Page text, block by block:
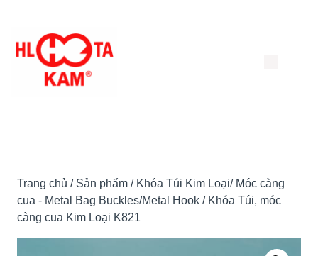
đến
Trang chủ / Sản phẩm / Khóa Túi Kim Loại/ Móc càng
cua - Metal Bag Buckles/Metal Hook / Khóa Túi, móc
càng cua Kim Loại K821